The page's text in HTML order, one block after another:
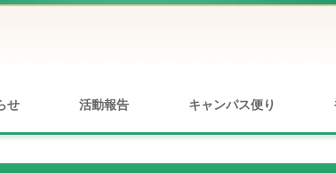
せ 活動報告 キャンパス便り